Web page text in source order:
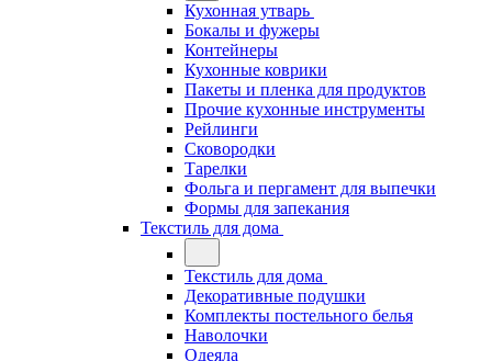
Кухонная утварь
Бокалы и фужеры
Контейнеры
Кухонные коврики
Пакеты и пленка для продуктов
Прочие кухонные инструменты
Рейлинги
Сковородки
Тарелки
Фольга и пергамент для выпечки
Формы для запекания
Текстиль для дома
Текстиль для дома
Декоративные подушки
Комплекты постельного белья
Наволочки
Одеяла